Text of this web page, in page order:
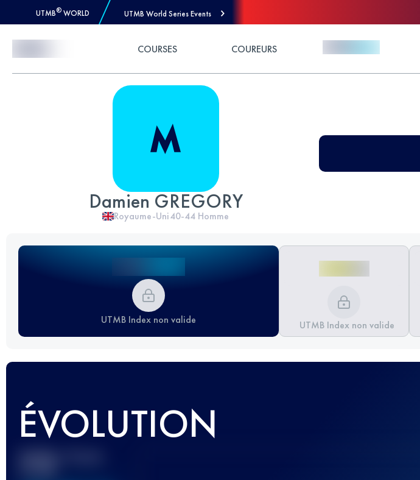
UTMB® WORLD UTMB World Series Events
COURSES COUREURS
Damien GREGORY
Royaume-Uni40-44 Homme
UTMB Index non valide UTMB Index non valide
ÉVOLUTION
Meilleur Score